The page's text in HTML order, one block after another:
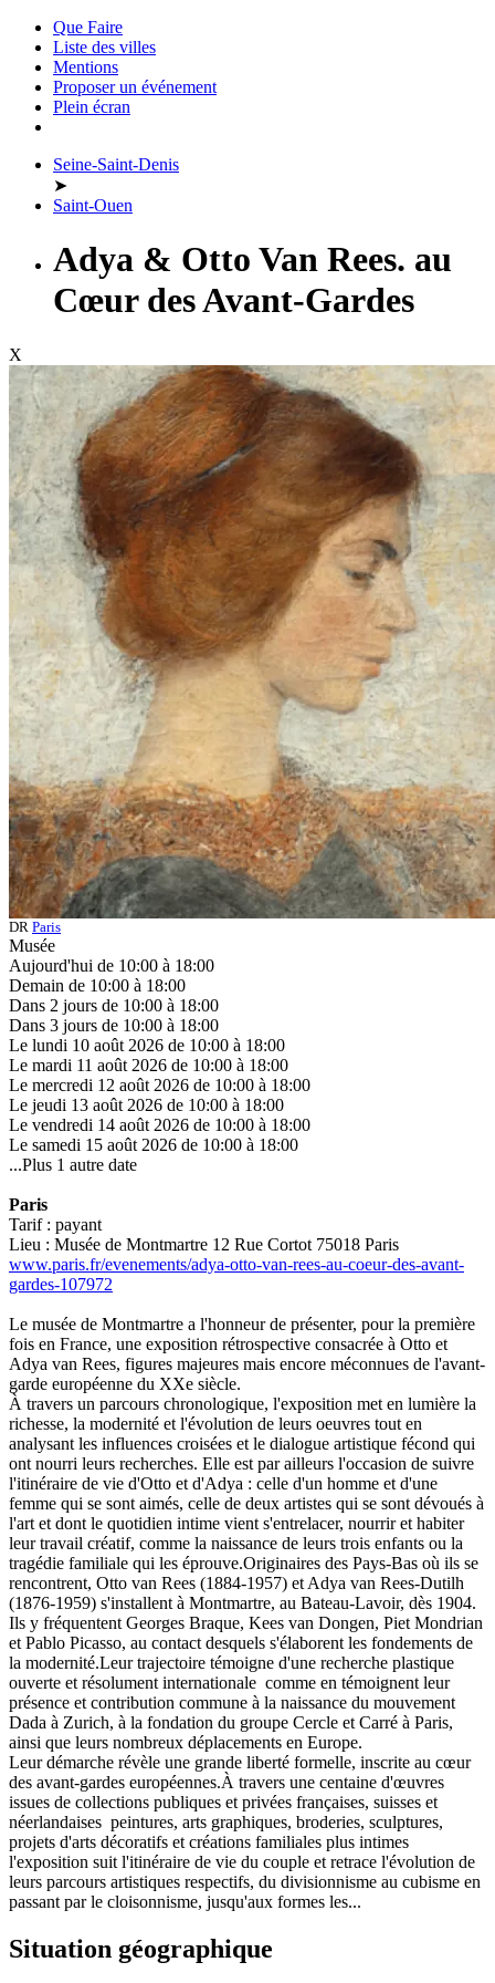
Que Faire
Liste des villes
Mentions
Proposer un événement
Plein écran
Seine-Saint-Denis
➤
Saint-Ouen
Adya & Otto Van Rees. au
Cœur des Avant-Gardes
X
DR Paris
Musée
Aujourd'hui de 10:00 à 18:00
Demain de 10:00 à 18:00
Dans 2 jours de 10:00 à 18:00
Dans 3 jours de 10:00 à 18:00
Le lundi 10 août 2026 de 10:00 à 18:00
Le mardi 11 août 2026 de 10:00 à 18:00
Le mercredi 12 août 2026 de 10:00 à 18:00
Le jeudi 13 août 2026 de 10:00 à 18:00
Le vendredi 14 août 2026 de 10:00 à 18:00
Le samedi 15 août 2026 de 10:00 à 18:00
...Plus 1 autre date
Paris
Tarif : payant
Lieu : Musée de Montmartre 12 Rue Cortot 75018 Paris
www.paris.fr/evenements/adya-otto-van-rees-au-coeur-des-avant-
gardes-107972
Le musée de Montmartre a l'honneur de présenter, pour la première
fois en France, une exposition rétrospective consacrée à Otto et
Adya van Rees, figures majeures mais encore méconnues de l'avant-
garde européenne du XXe siècle.
À travers un parcours chronologique, l'exposition met en lumière la
richesse, la modernité et l'évolution de leurs oeuvres tout en
analysant les influences croisées et le dialogue artistique fécond qui
ont nourri leurs recherches. Elle est par ailleurs l'occasion de suivre
l'itinéraire de vie d'Otto et d'Adya : celle d'un homme et d'une
femme qui se sont aimés, celle de deux artistes qui se sont dévoués à
l'art et dont le quotidien intime vient s'entrelacer, nourrir et habiter
leur travail créatif, comme la naissance de leurs trois enfants ou la
tragédie familiale qui les éprouve.Originaires des Pays-Bas où ils se
rencontrent, Otto van Rees (1884-1957) et Adya van Rees-Dutilh
(1876-1959) s'installent à Montmartre, au Bateau-Lavoir, dès 1904.
Ils y fréquentent Georges Braque, Kees van Dongen, Piet Mondrian
et Pablo Picasso, au contact desquels s'élaborent les fondements de
la modernité.Leur trajectoire témoigne d'une recherche plastique
ouverte et résolument internationale comme en témoignent leur
présence et contribution commune à la naissance du mouvement
Dada à Zurich, à la fondation du groupe Cercle et Carré à Paris,
ainsi que leurs nombreux déplacements en Europe.
Leur démarche révèle une grande liberté formelle, inscrite au cœur
des avant-gardes européennes.À travers une centaine d'œuvres
issues de collections publiques et privées françaises, suisses et
néerlandaises peintures, arts graphiques, broderies, sculptures,
projets d'arts décoratifs et créations familiales plus intimes
l'exposition suit l'itinéraire de vie du couple et retrace l'évolution de
leurs parcours artistiques respectifs, du divisionnisme au cubisme en
passant par le cloisonnisme, jusqu'aux formes les...
Situation géographique